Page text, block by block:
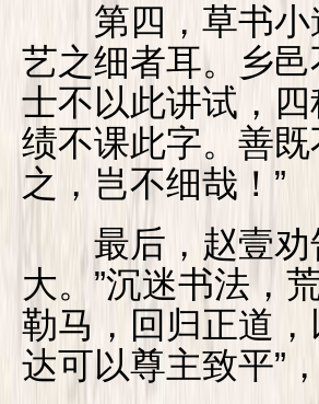
第四，草书小
艺之细者耳。乡
士不以此讲试，
绩不课此字。善
之，岂不细哉！”
最后，赵壹劝告
大。”沉迷书法，
勒马，回归正道
达可以尊主致平”